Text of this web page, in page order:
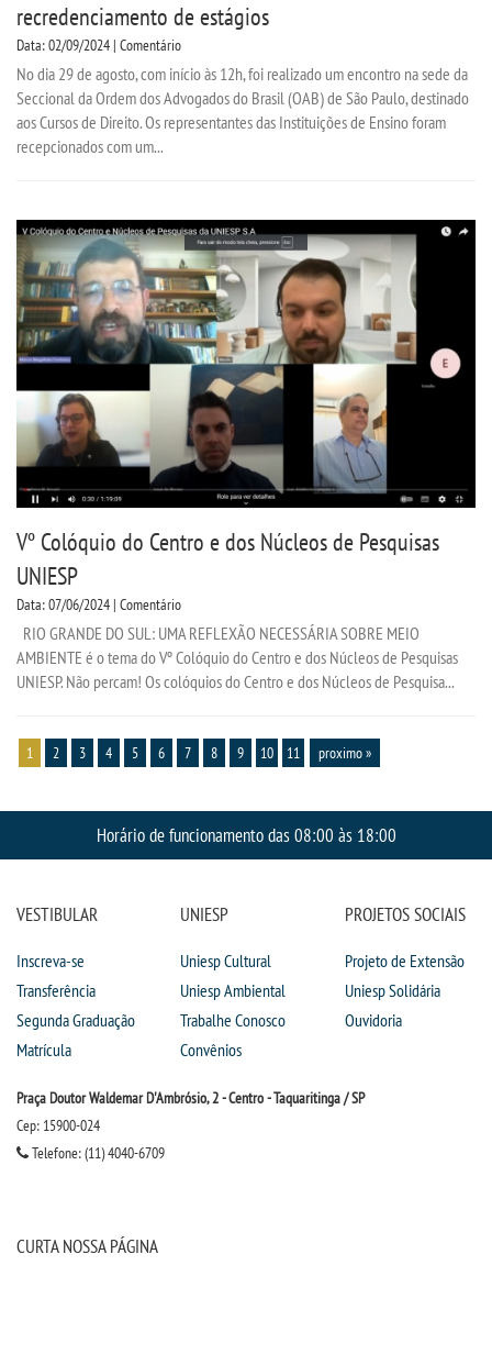
recredenciamento de estágios
Data: 02/09/2024 | Comentário
No dia 29 de agosto, com início às 12h, foi realizado um encontro na sede da
Seccional da Ordem dos Advogados do Brasil (OAB) de São Paulo, destinado
aos Cursos de Direito. Os representantes das Instituições de Ensino foram
recepcionados com um...
Vº Colóquio do Centro e dos Núcleos de Pesquisas
UNIESP
Data: 07/06/2024 | Comentário
RIO GRANDE DO SUL: UMA REFLEXÃO NECESSÁRIA SOBRE MEIO
AMBIENTE é o tema do Vº Colóquio do Centro e dos Núcleos de Pesquisas
UNIESP. Não percam! Os colóquios do Centro e dos Núcleos de Pesquisa...
1 2 3 4 5 6 7 8 9 10 11 proximo »
Horário de funcionamento das 08:00 às 18:00
VESTIBULAR
Inscreva-se
Transferência
Segunda Graduação
Matrícula
UNIESP
Uniesp Cultural
Uniesp Ambiental
Trabalhe Conosco
Convênios
PROJETOS SOCIAIS
Projeto de Extensão
Uniesp Solidária
Ouvidoria
Praça Doutor Waldemar D'Ambrósio, 2 - Centro - Taquaritinga / SP
Cep: 15900-024
Telefone: (11) 4040-6709
CURTA NOSSA PÁGINA